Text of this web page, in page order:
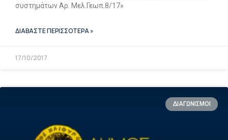
συστημάτων Αρ. Μελ.Γεωπ.8/17»
ΔΙΑΒΑΣΤΕ ΠΕΡΙΣΣΟΤΕΡΑ »
17/10/2017
ΔΙΑΓΩΝΙΣΜΟΙ